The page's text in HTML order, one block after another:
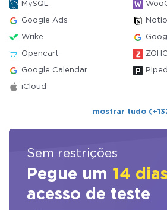
MySQL
Google Ads
Wrike
Opencart
Google Calendar
iCloud
mostrar tudo
Sem restrições
Pegue um 14 dias
acesso de teste